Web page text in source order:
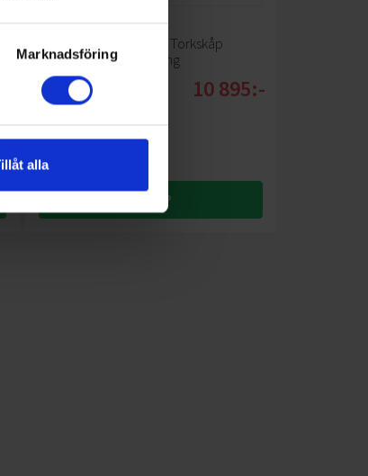
Marknadsföring
alla
TS3190ECOV Torkskåp
Automatisk Avstängning
Torkmängd (kg): 4
Höjd (cm): 185
10 895:-
KÖP